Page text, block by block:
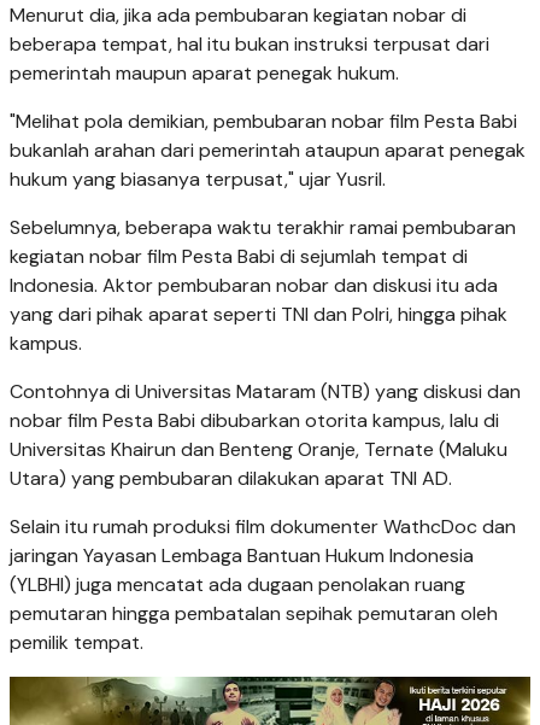
Menurut dia, jika ada pembubaran kegiatan nobar di
beberapa tempat, hal itu bukan instruksi terpusat dari
pemerintah maupun aparat penegak hukum.
"Melihat pola demikian, pembubaran nobar film Pesta Babi
bukanlah arahan dari pemerintah ataupun aparat penegak
hukum yang biasanya terpusat," ujar Yusril.
Sebelumnya, beberapa waktu terakhir ramai pembubaran
kegiatan nobar film Pesta Babi di sejumlah tempat di
Indonesia. Aktor pembubaran nobar dan diskusi itu ada
yang dari pihak aparat seperti TNI dan Polri, hingga pihak
kampus.
Contohnya di Universitas Mataram (NTB) yang diskusi dan
nobar film Pesta Babi dibubarkan otorita kampus, lalu di
Universitas Khairun dan Benteng Oranje, Ternate (Maluku
Utara) yang pembubaran dilakukan aparat TNI AD.
Selain itu rumah produksi film dokumenter WathcDoc dan
jaringan Yayasan Lembaga Bantuan Hukum Indonesia
(YLBHI) juga mencatat ada dugaan penolakan ruang
pemutaran hingga pembatalan sepihak pemutaran oleh
pemilik tempat.